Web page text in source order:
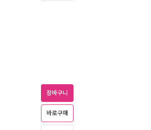
장바구니
바로구매